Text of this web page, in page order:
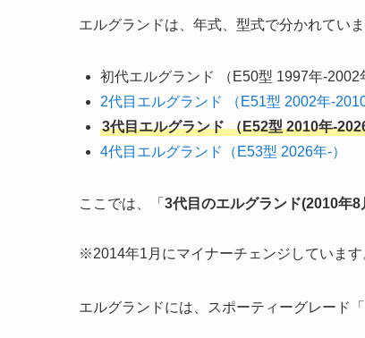
エルグランドは、年式、型式で分かれていま
初代エルグランド （E50型 1997年-2002
2代目エルグランド （E51型 2002年-2010
3代目エルグランド （E52型 2010年-
4代目エルグランド（E53型 2026年-）
ここでは、「 3代目のエルグランド(2010年8
※2014年1月にマイナーチェンジしています
エルグランドには、スポーティーグレード